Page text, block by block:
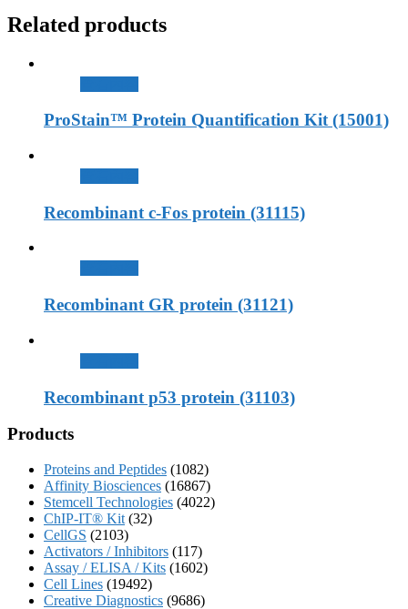
Related products
ProStain™ Protein Quantification Kit (15001)
Recombinant c-Fos protein (31115)
Recombinant GR protein (31121)
Recombinant p53 protein (31103)
Products
Proteins and Peptides (1082)
Affinity Biosciences (16867)
Stemcell Technologies (4022)
ChIP-IT® Kit (32)
CellGS (2103)
Activators / Inhibitors (117)
Assay / ELISA / Kits (1602)
Cell Lines (19492)
Creative Diagnostics (9686)